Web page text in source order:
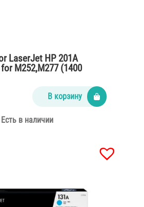
LaserJet HP 201A
M252,M277 (1400
В корзину
Есть в наличии